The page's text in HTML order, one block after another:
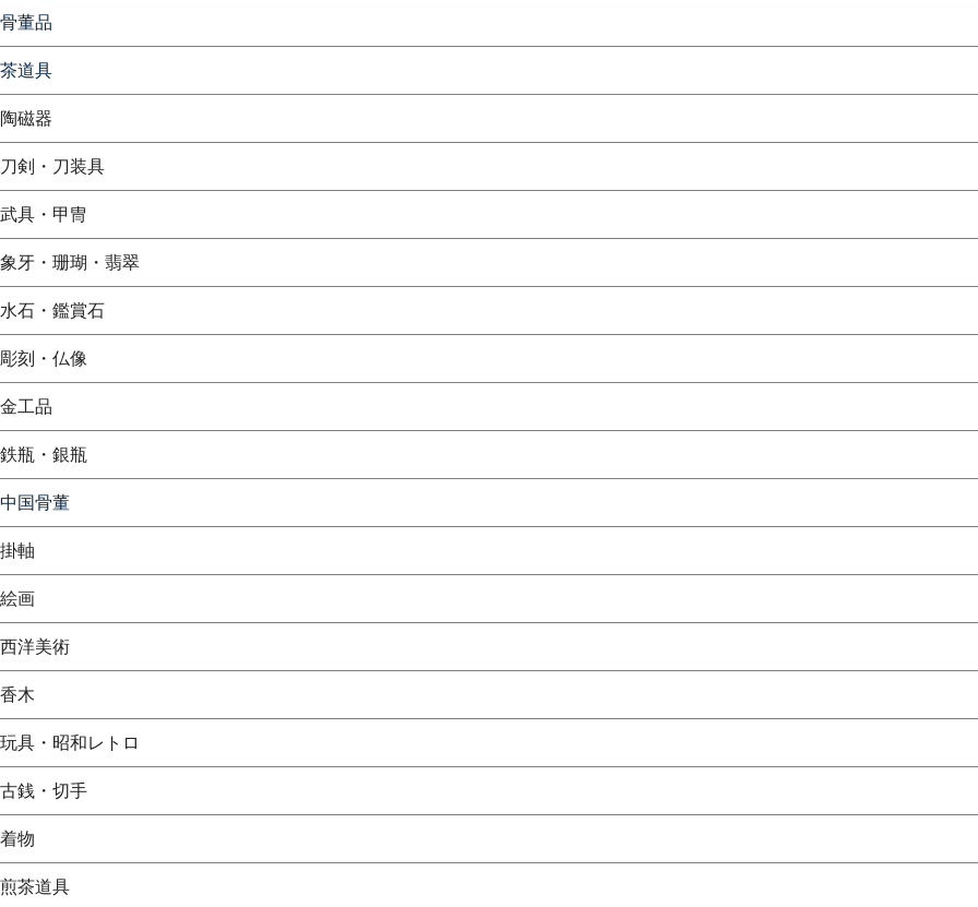
骨董品
茶道具
陶磁器
刀剣・刀装具
武具・甲冑
象牙・珊瑚・翡翠
水石・鑑賞石
彫刻・仏像
金工品
鉄瓶・銀瓶
中国骨董
掛軸
絵画
西洋美術
香木
玩具・昭和レトロ
古銭・切手
着物
煎茶道具